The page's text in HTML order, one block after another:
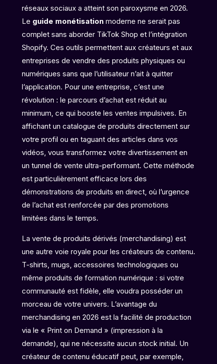
réseaux sociaux a atteint son paroxysme en 2026.
Le guide monétisationmoderne ne serait pas
complet sans aborder TikTok Shop et l’intégration
Shopify. Ces outils permettent aux créateurs et aux
entreprises de vendre des produits physiques ou
numériques sans que l’utilisateur n’ait à quitter
l’application. Pour une entreprise, c’est une
révolution : le parcours d’achat est réduit au
minimum, ce qui booste les ventes impulsives. En
affichant un catalogue de produits directement sur
votre profil ou en taguant des articles dans vos
vidéos, vous transformez votre divertissement en
un tunnel de vente ultra-performant. Cette méthode
est particulièrement efficace lors des
démonstrations de produits en direct, où l’urgence
de l’achat est renforcée par des promotions
limitées dans le temps.
La vente de produits dérivés (merchandising) est
une autre voie royale pour les créateurs de contenu.
T-shirts, mugs, accessoires technologiques ou
même produits de formation numérique : si votre
communauté est fidèle, elle voudra posséder un
morceau de votre univers. L’avantage du
merchandising en 2026 est la facilité de production
via le « Print on Demand » (impression à la
demande), qui ne nécessite aucun stock initial. Un
créateur de contenu éducatif peut, par exemple,